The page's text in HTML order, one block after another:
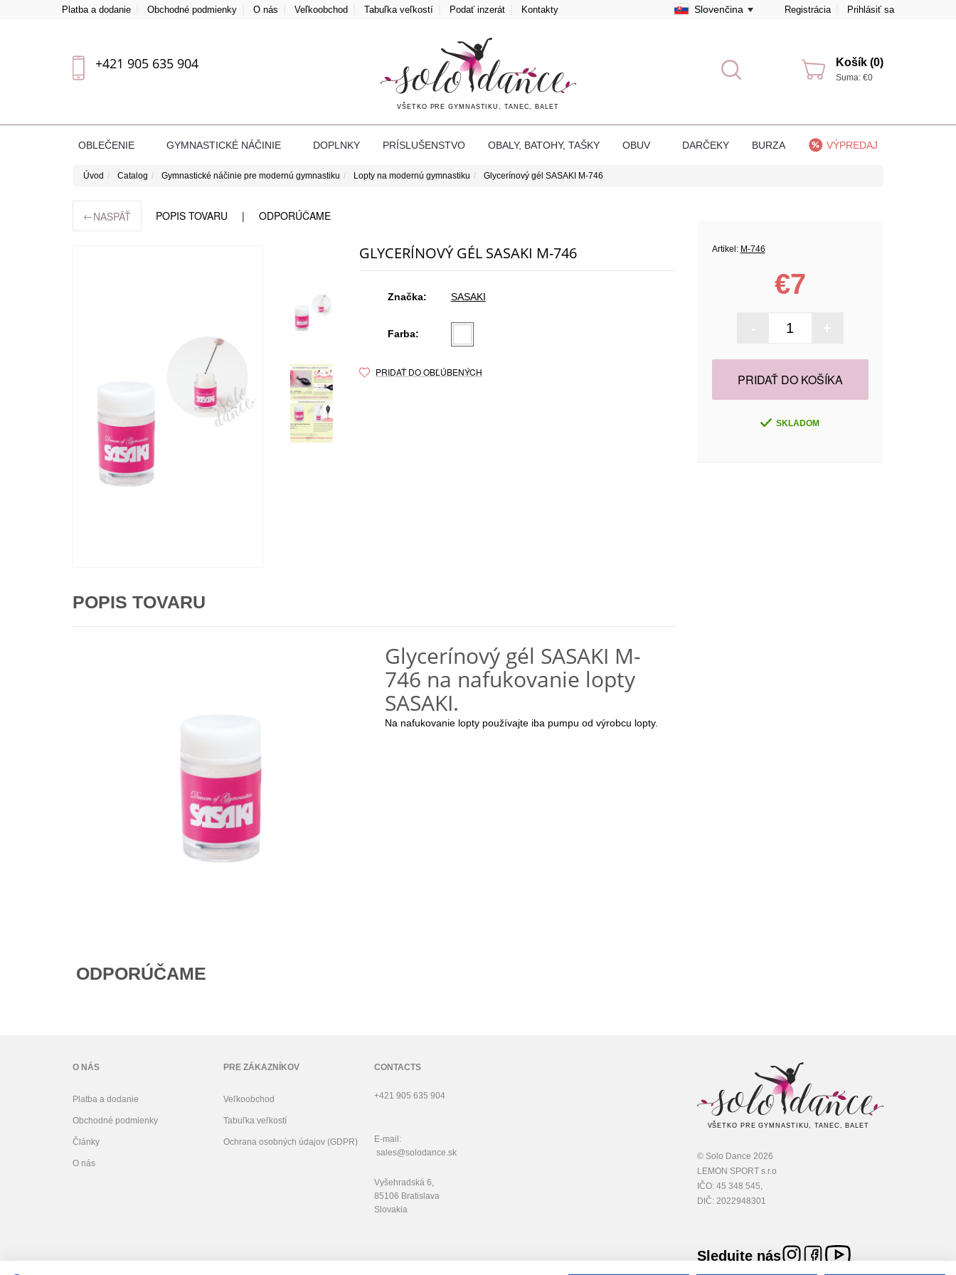
Platba a dodanie Obchodné podmienky O nás Veľkoobchod Tabuľka veľkostí Podať inzerát Kontakty Slovenčina Registrácia Prihlásiť sa
+421 905 635 904
VŠETKO PRE GYMNASTIKU, TANEC, BALET
Košík (0)
Suma: €0
OBLEČENIE GYMNASTICKÉ NÁČINIE DOPLNKY PRÍSLUŠENSTVO OBALY, BATOHY, TAŠKY OBUV DARČEKY BURZA VÝPREDAJ
Úvod Catalog Gymnastické náčinie pre modernú gymnastiku Lopty na modernú gymnastiku Glycerínový gél SASAKI M-746
←NASPÄŤ POPIS TOVARU ODPORÚČAME
GLYCERÍNOVÝ GÉL SASAKI M-746
Značka: SASAKI
Farba:
PRIDAŤ DO OBĽÚBENÝCH
POPIS TOVARU
Glycerínový gél SASAKI M-
746 na nafukovanie lopty
SASAKI.
Na nafukovanie lopty používajte iba pumpu od výrobcu lopty.
Artikel: M-746
€7
PRIDAŤ DO KOŠÍKA
SKLADOM
ODPORÚČAME
O NÁS
Platba a dodanie
Obchodné podmienky
Články
O nás
PRE ZÁKAZNÍKOV
Veľkoobchod
Tabuľka veľkostí
Ochrana osobných údajov (GDPR)
CONTACTS
+421 905 635 904
E-mail:
sales@solodance.sk
Vyšehradská 6,
85106 Bratislava
Slovakia
VŠETKO PRE GYMNASTIKU, TANEC, BALET
© Solo Dance 2026
LEMON SPORT s.r.o
IČO: 45 348 545,
DIČ: 2022948301
Sledujte nás